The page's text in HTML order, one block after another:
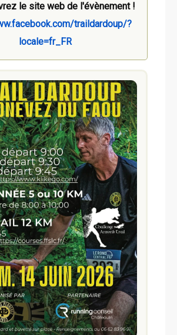
le site web de l'évènement !
traildardoup/?
locale=fr_FR